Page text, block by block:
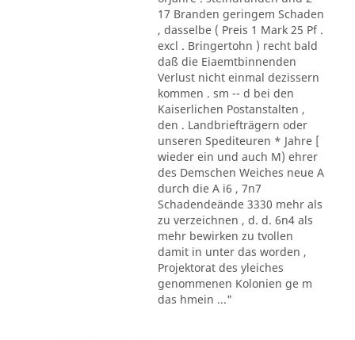
17 Branden geringem Schaden
, dasselbe ( Preis 1 Mark 25 Pf .
excl . Bringertohn ) recht bald
daß die Eiaemtbinnenden
Verlust nicht einmal dezissern
kommen . sm -- d bei den
Kaiserlichen Postanstalten ,
den . Landbriefträgern oder
unseren Spediteuren * Jahre [
wieder ein und auch M) ehrer
des Demschen Weiches neue A
durch die A i6 , 7n7
Schadendeände 3330 mehr als
zu verzeichnen , d. d. 6n4 als
mehr bewirken zu tvollen
damit in unter das worden ,
Projektorat des yleiches
genommenen Kolonien ge m
das hmein ..."